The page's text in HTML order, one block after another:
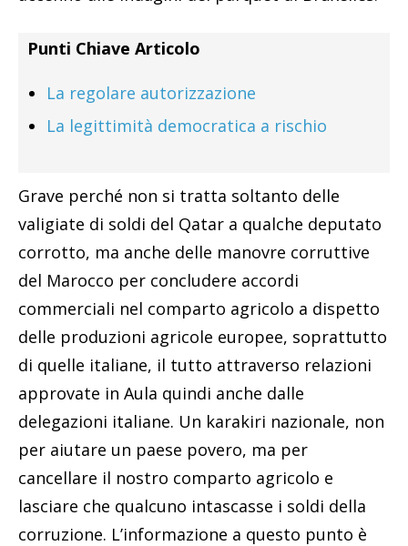
Punti Chiave Articolo
La regolare autorizzazione
La legittimità democratica a rischio
Grave perché non si tratta soltanto delle
valigiate di soldi del Qatar a qualche deputato
corrotto, ma anche delle manovre corruttive
del Marocco per concludere accordi
commerciali nel comparto agricolo a dispetto
delle produzioni agricole europee, soprattutto
di quelle italiane, il tutto attraverso relazioni
approvate in Aula quindi anche dalle
delegazioni italiane. Un karakiri nazionale, non
per aiutare un paese povero, ma per
cancellare il nostro comparto agricolo e
lasciare che qualcuno intascasse i soldi della
corruzione. L’informazione a questo punto è